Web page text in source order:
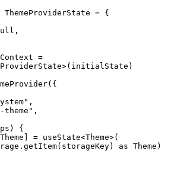
ThemeProviderState = {
,
=
>( initialState )
( {
,
theme" ,
)
{
= useState<Theme>(
. getItem( storageKey) as Theme )